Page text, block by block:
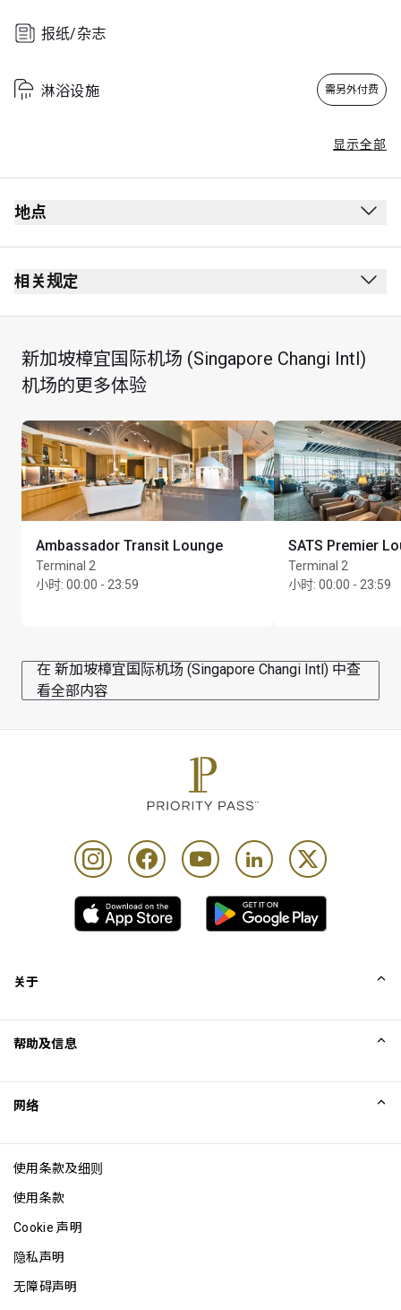
报纸/杂志
淋浴设施 需另外付费
显示全部
地点
出发
安全检查站后方
Transit Hotel 旁
可从第 1、第 2 和第 3 航站楼乘坐轻轨到达；若从第 4
达
相关规定
禁止吸烟（包括电子烟）
着装要求： 整齐便服
持卡人在 24 小时内可使用其到访贵宾室专享礼遇享用 1
项护理服务：(A) 20 分钟头部和肩部按摩或足部按摩、
淋浴设施及迎宾饮料（价值 SGD$65），或 (B) 洗发、剪
发和吹发服务（所有长度头发均适用）、淋浴设施及迎
宾饮料（价值高达 SGD$90，视头发长度而定）
每享用一项服务代表持卡人使用现有到访贵宾室礼遇 1
次，在适用的情况下，须据此向持卡人收费。例如，如
卡人到访和 1 次同行宾客到访计费。每位持卡人每次到
访贵宾室时，只可使用及登记 1 张会员卡。要享受此礼
优惠，但需自行承担由此产生的所有额外费用
18 岁以下儿童必须由成人（18 岁及以上）陪同，且成人
请注意，水疗中心在部分时段可能超出接待能力，届时
将由现场工作人员酌情决定是否可以进入
liable should the offer value be less than Customers
lounge visit entitlement. Customers who pay for lounge
and visits are advised to review programme Conditions
of Use prior to accessing the offer
新加坡樟宜国际机场 (Singapore Changi Intl)
机场的更多体验
Ambassador Transit Lounge
Terminal 2
小时: 00:00 - 23:59
SATS Premier
Terminal 2
小时: 00:00 - 23:59
在 新加坡樟宜国际机场 (Singapore Changi Intl) 中查
看全部内容
关于
Excellence Awards
博客
帮助及信息
网络
使用条款及细则
使用条款
Cookie 声明
隐私声明
无障碍声明